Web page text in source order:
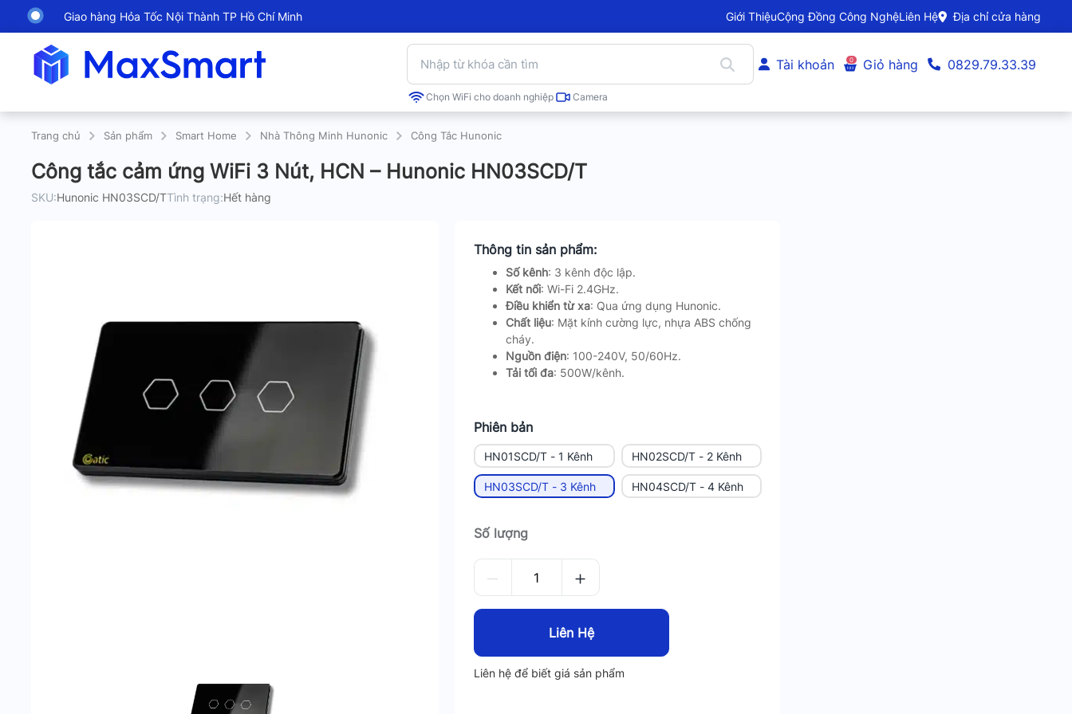
Giao hàng Hỏa Tốc Nội Thành TP Hồ Chí Minh Giới ThiệuCộng Đồng Công NghệLiên Hệ Địa chỉ cửa hàng
Chọn WiFi cho doanh nghiệp Camera
Tài khoản 0 Giỏ hàng 0829.79.33.39
Trang chủ Sản phẩm Smart Home Nhà Thông Minh Hunonic Công Tắc Hunonic
Công tắc cảm ứng WiFi 3 Nút, HCN – Hunonic HN03SCD/T
SKU:Hunonic HN03SCD/TTình trạng:Hết hàng
Thông tin sản phẩm:
Số kênh: 3 kênh độc lập.
Kết nối: Wi-Fi 2.4GHz.
Điều khiển từ xa: Qua ứng dụng Hunonic.
Chất liệu: Mặt kính cường lực, nhựa ABS chống
cháy.
Nguồn điện: 100-240V, 50/60Hz.
Tải tối đa: 500W/kênh.
Phiên bản
HN01SCD/T - 1 Kênh HN02SCD/T - 2 Kênh
HN03SCD/T - 3 Kênh HN04SCD/T - 4 Kênh
Số lượng
Liên Hệ
Liên hệ để biết giá sản phẩm